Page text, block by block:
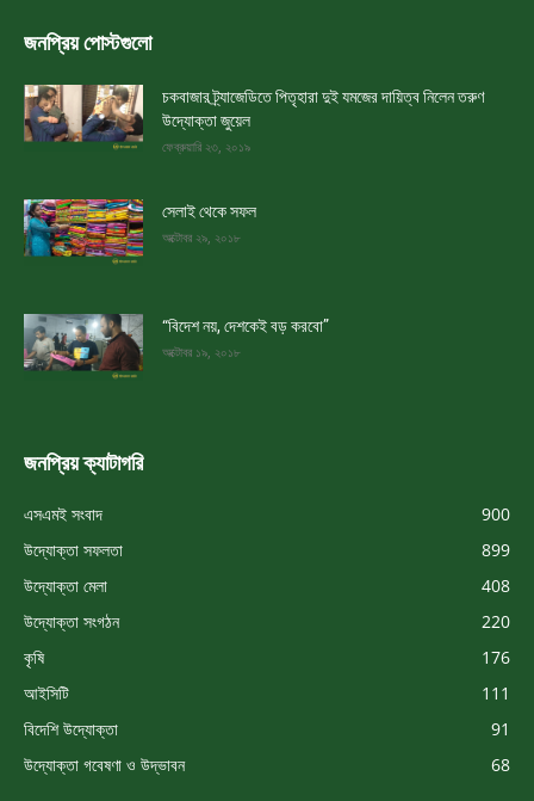
জনপ্রিয় পোস্টগুলো
চকবাজার ট্র্যাজেডিতে পিতৃহারা দুই যমজের দায়িত্ব নিলেন তরুণ
উদ্যোক্তা জুয়েল
ফেব্রুয়ারি ২৩, ২০১৯
সেলাই থেকে সফল
অক্টোবর ২৯, ২০১৮
“বিদেশ নয়, দেশকেই বড় করবো”
অক্টোবর ১৯, ২০১৮
জনপ্রিয় ক্যাটাগরি
এসএমই সংবাদ
900
উদ্যোক্তা সফলতা
899
উদ্যোক্তা মেলা
408
উদ্যোক্তা সংগঠন
220
কৃষি
176
আইসিটি
111
বিদেশি উদ্যোক্তা
91
উদ্যোক্তা গবেষণা ও উদ্ভাবন
68